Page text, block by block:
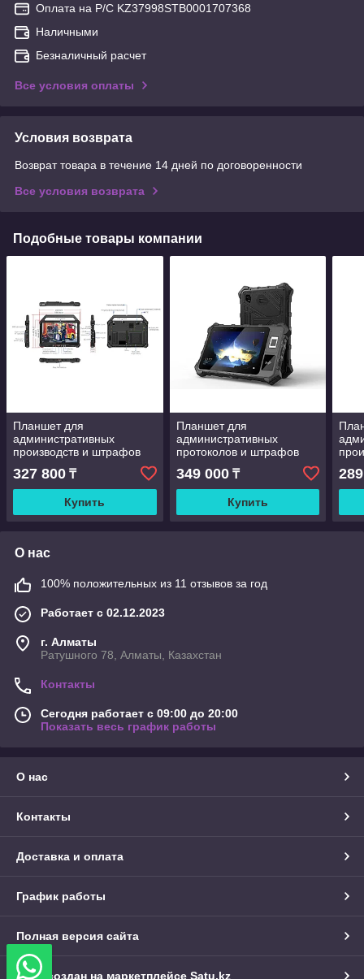
Оплата на Р/С KZ37998STB0001707368
Наличными
Безналичный расчет
Все условия оплаты
Условия возврата
Возврат товара в течение 14 дней по договоренности
Все условия возврата
Подобные товары компании
Планшет для
административных
производств и штрафов
Единый реестр
административных
производств (ЕРАП), IP65
327 800 ₸
Купить
Планшет для
административных
протоколов и штрафов
Единый реестр
административных
производств (ЕРАП),
A80ST 8781 IP 68
349 000₸
Купить
О нас
100% положительных из 11 отзывов за год
Работает с 02.12.2023
г. Алматы
Ратушного 78, Алматы, Казахстан
Контакты
Сегодня работает с 09:00 до 20:00
Показать весь график работы
О нас
Контакты
Доставка и оплата
График работы
Полная версия сайта
Сайт создан на маркетплейсе Satu.kz